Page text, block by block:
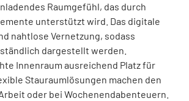
Raumgefühl, das durch
unterstützt wird. Das digitale
nahtlose Vernetzung, sodass
dargestellt werden.
Innenraum ausreichend Platz für
Stauraumlösungen machen den
oder bei Wochenendabenteuern.